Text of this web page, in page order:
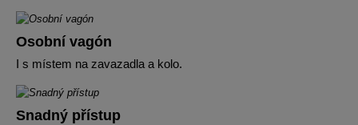
Osobní vagón
I s místem na zavazadla a kolo.
Snadný přístup